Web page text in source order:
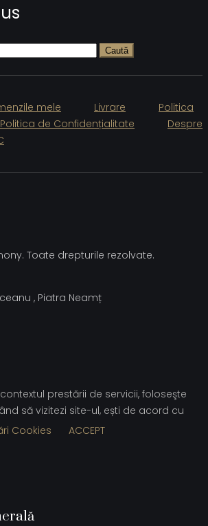
Caută
mele Livrare
Politica
Politica de Confidențialitate
Despre
Toate drepturile rezolvate.
, Piatra Neamț
prestării de servicii, foloseşte
să vizitezi site-ul, ești de acord cu
Cookies ACCEPT